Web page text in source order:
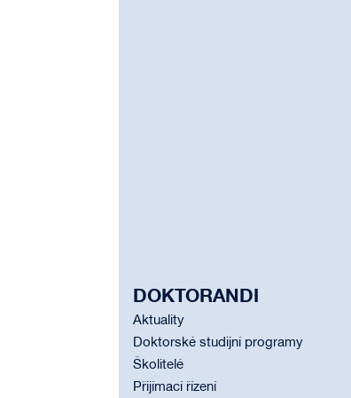
DOKTORANDI
Aktuality
Doktorské studijní programy
Školitelé
Přijímací řízení